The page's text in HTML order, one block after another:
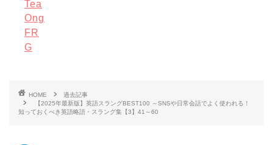
Tea
Ong
FR
G
HOME
過去記事
【2025年最新版】英語スラングBEST100 ～SNSや日常会話でよく使われる！
知っておくべき英語略語・スラング集【3】41～60